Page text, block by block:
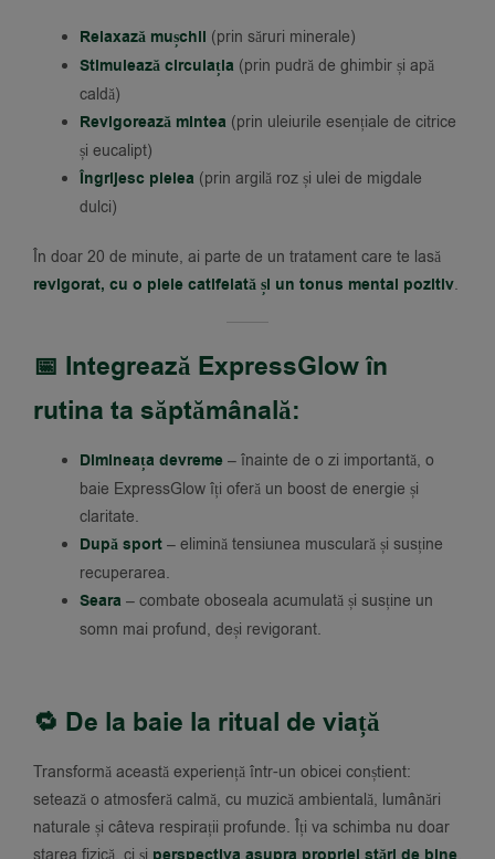
Relaxază mușchii (prin săruri minerale)
Stimulează circulația (prin pudră de ghimbir și apă
caldă)
Revigorează mintea (prin uleiurile esențiale de citrice
și eucalipt)
Îngrijesc pielea (prin argilă roz și ulei de migdale
dulci)
În doar 20 de minute, ai parte de un tratament care te lasă
revigorat, cu o piele catifelată și un tonus mental pozitiv.
📅 Integrează ExpressGlow în
rutina ta săptămânală:
Dimineața devreme – înainte de o zi importantă, o
baie ExpressGlow îți oferă un boost de energie și
claritate.
După sport – elimină tensiunea musculară și susține
recuperarea.
Seara – combate oboseala acumulată și susține un
somn mai profund, deși revigorant.
🔁 De la baie la ritual de viață
Transformă această experiență într-un obicei conștient:
setează o atmosferă calmă, cu muzică ambientală, lumânări
naturale și câteva respirații profunde. Îți va schimba nu doar